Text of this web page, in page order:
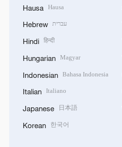
Hausa Hausa
Hebrew עברית
Hindi हिन्दी
Hungarian Magyar
Indonesian Bahasa Indonesia
Italian Italiano
Japanese 日本語
Korean 한국어